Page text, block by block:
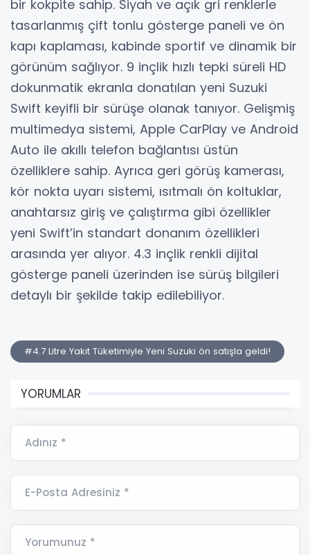
bir kokpite sahip. Siyah ve açık gri renklerle
tasarlanmış çift tonlu gösterge paneli ve ön
kapı kaplaması, kabinde sportif ve dinamik bir
görünüm sağlıyor. 9 inçlik hızlı tepki süreli HD
dokunmatik ekranla donatılan yeni Suzuki
Swift keyifli bir sürüşe olanak tanıyor. Gelişmiş
multimedya sistemi, Apple CarPlay ve Android
Auto ile akıllı telefon bağlantısı üstün
özelliklere sahip. Ayrıca geri görüş kamerası,
kör nokta uyarı sistemi, ısıtmalı ön koltuklar,
anahtarsız giriş ve çalıştırma gibi özellikler
yeni Swift’in standart donanım özellikleri
arasında yer alıyor. 4.3 inçlik renkli dijital
gösterge paneli üzerinden ise sürüş bilgileri
detaylı bir şekilde takip edilebiliyor.
#4.7 Litre Yakıt Tüketimiyle Yeni Suzuki ön satışla geldi!
YORUMLAR
Adınız *
E-Posta Adresiniz *
Yorumunuz *